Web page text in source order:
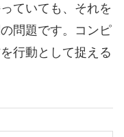
ていても、それを
問題です。コンピ
行動として捉える